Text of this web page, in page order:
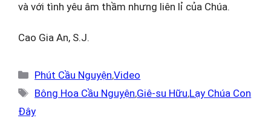
và với tình yêu âm thầm nhưng liên lỉ của Chúa.
Cao Gia An, S.J.
Danh
mục
Phút Cầu Nguyện,Video
Thẻ
Bông Hoa Cầu Nguyện,Giê-su Hữu,Lạy Chúa Con
Đây